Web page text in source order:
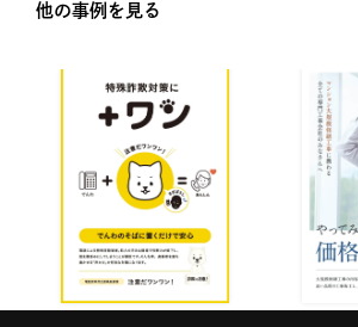
他の事例を見る